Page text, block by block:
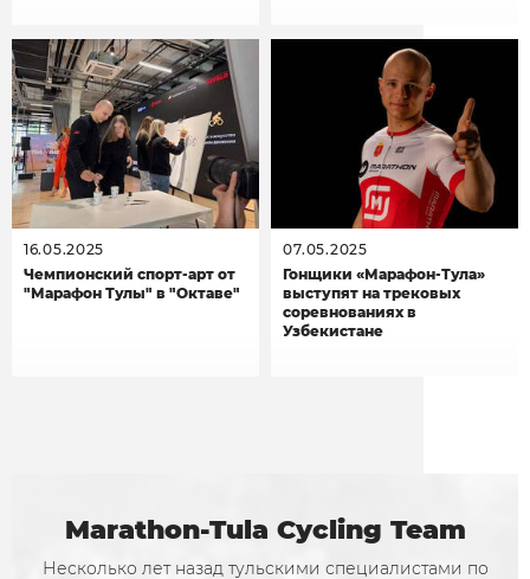
16.05.2025
Чемпионский спорт-арт от
"Марафон Тулы" в "Октаве"
07.05.2025
Гонщики «Марафон-Тула»
выступят на трековых
соревнованиях в
Узбекистане
Marathon-Tula Cycling Team
Несколько лет назад тульскими специалистами по